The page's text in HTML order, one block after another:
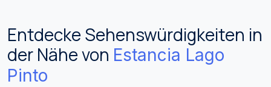
Entdecke Sehenswürdigkeiten in
der Nähe von Estancia Lago
Pinto